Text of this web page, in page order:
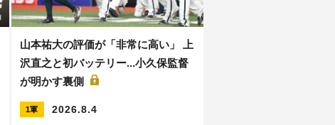
山本祐大の評価が「非常に高い」 上
沢直之と初バッテリー...小久保監督
が明かす裏側
1軍 2026.8.4